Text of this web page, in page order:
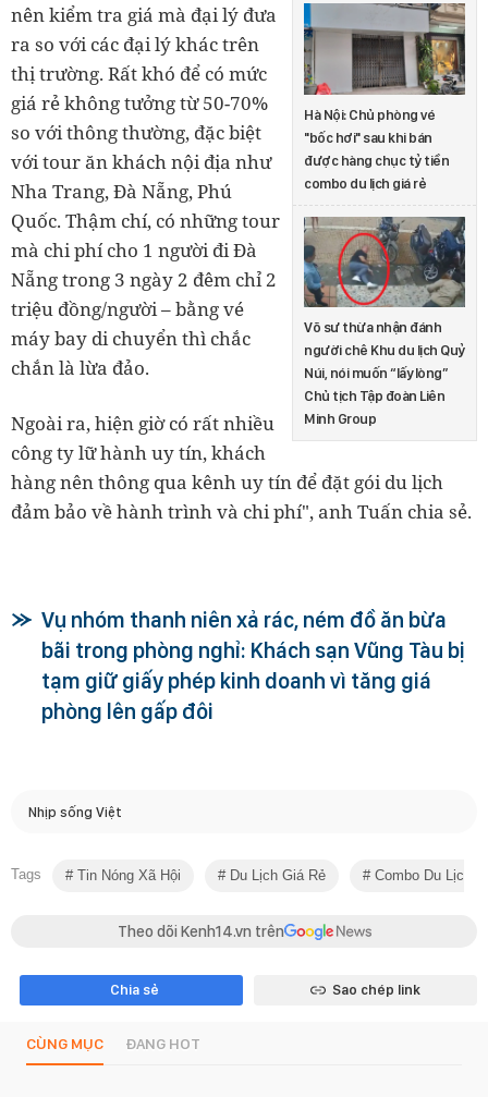
Hà Nội: Chủ phòng vé
"bốc hơi" sau khi bán
được hàng chục tỷ tiền
combo du lịch giá rẻ
Võ sư thừa nhận đánh
người chê Khu du lịch Quỷ
Núi, nói muốn “lấy lòng”
Chủ tịch Tập đoàn Liên
Minh Group
nên kiểm tra giá mà đại lý đưa
ra so với các đại lý khác trên
thị trường. Rất khó để có mức
giá rẻ không tưởng từ 50-70%
so với thông thường, đặc biệt
với tour ăn khách nội địa như
Nha Trang, Đà Nẵng, Phú
Quốc. Thậm chí, có những tour
mà chi phí cho 1 người đi Đà
Nẵng trong 3 ngày 2 đêm chỉ 2
triệu đồng/người – bằng vé
máy bay di chuyển thì chắc
chắn là lừa đảo.
Ngoài ra, hiện giờ có rất nhiều
công ty lữ hành uy tín, khách
hàng nên thông qua kênh uy tín để đặt gói du lịch
đảm bảo về hành trình và chi phí", anh Tuấn chia sẻ.
Vụ nhóm thanh niên xả rác, ném đồ ăn bừa
bãi trong phòng nghỉ: Khách sạn Vũng Tàu bị
tạm giữ giấy phép kinh doanh vì tăng giá
phòng lên gấp đôi
Nhịp sống Việt
Tags Tin Nóng Xã Hội Du Lịch Giá Rẻ Combo Du Lịch
Theo dõi Kenh14.vn trên
Chia sẻ Sao chép link
CÙNG MỤC ĐANG HOT